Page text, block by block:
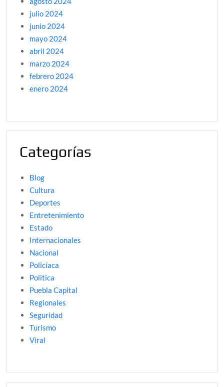
julio 2024
junio 2024
mayo 2024
abril 2024
marzo 2024
febrero 2024
enero 2024
Categorías
Blog
Cultura
Deportes
Entretenimiento
Estado
Internacionales
Nacional
Policíaca
Politica
Puebla Capital
Regionales
Seguridad
Turismo
Viral